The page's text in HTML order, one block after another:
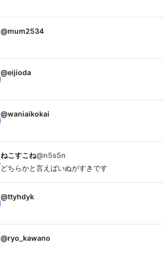
@mum2534
@eijioda
@waniaikokai
ねこすこね@n5s5n
どちらかと言えばいぬがすきです
@ttyhdyk
@ryo_kawano